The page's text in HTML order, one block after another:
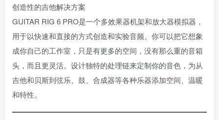
创造性的吉他解决方案
GUITAR RIG 6 PRO是一个多效果器机架和放大器模拟器，
用于以快速和直接的方式创造和实验音频。你可以把它想象
成你自己的工作室，只是有更多的空间，没有那么重的音箱
头，而且更灵活。设计独特的处理链来定制你的音色，为从
吉他和贝斯到弦乐、鼓、合成器等各种乐器添加空间、温暖
和特性。